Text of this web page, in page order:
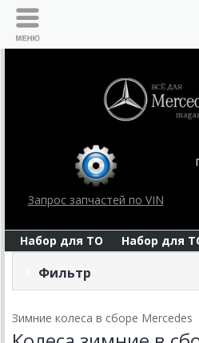
Запрос запчастей по VIN
Набор для ТО Набор для
Фильтр
Зимние колеса в сборе Mercedes